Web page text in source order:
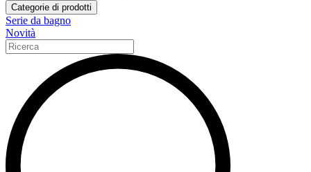
Categorie di prodotti
Serie da bagno
Novità